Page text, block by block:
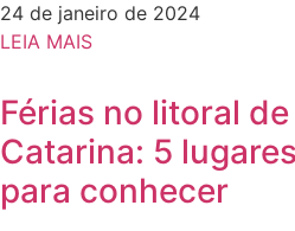
24 de janeiro de 2024
LEIA MAIS
Férias no litoral
Catarina: 5
para conhecer